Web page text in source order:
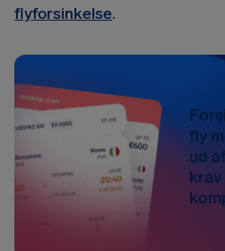
flyforsinkelse.
fly
ud
krav